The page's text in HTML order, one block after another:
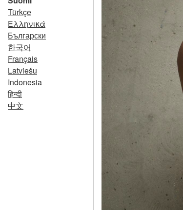
Türkçe
Ελληνικά
Български
한국어
Français
Latviešu
Indonesia
हिन्दी
中文